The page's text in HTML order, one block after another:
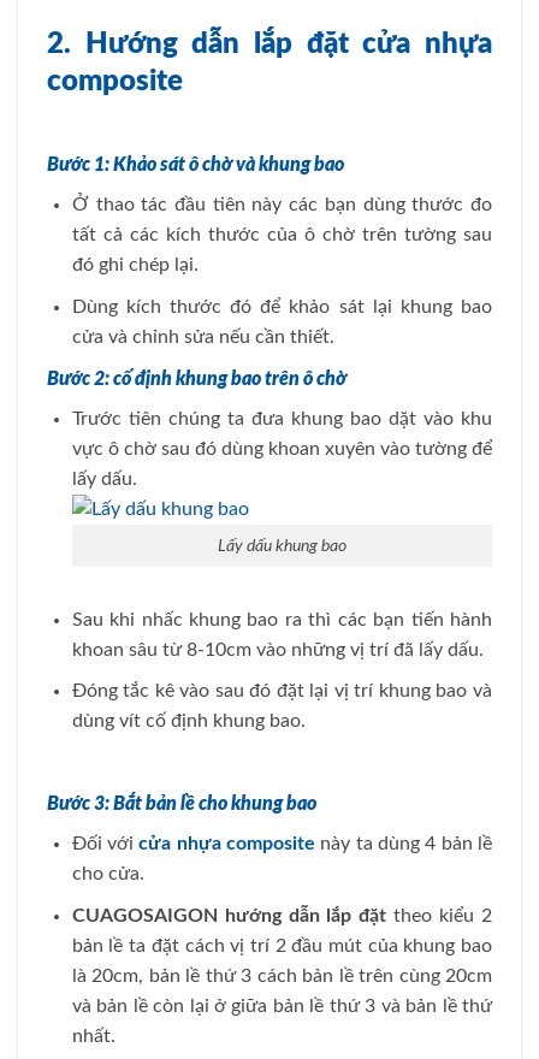
2. Hướng dẫn lắp đặt cửa nhựa
composite
Bước 1: Khảo sát ô chờ và khung bao
Ở thao tác đầu tiên này các bạn dùng thước đo
tất cả các kích thước của ô chờ trên tường sau
đó ghi chép lại.
Dùng kích thước đó để khảo sát lại khung bao
cửa và chỉnh sửa nếu cần thiết.
Bước 2: cố định khung bao trên ô chờ
Trước tiên chúng ta đưa khung bao dặt vào khu
vực ô chờ sau đó dùng khoan xuyên vào tường để
lấy dấu.
Lấy dấu khung bao
Sau khi nhấc khung bao ra thì các bạn tiến hành
khoan sâu từ 8-10cm vào những vị trí đã lấy dấu.
Đóng tắc kê vào sau đó đặt lại vị trí khung bao và
dùng vít cố định khung bao.
Bước 3: Bắt bản lề cho khung bao
Đối vớicửa nhựa composite này ta dùng 4 bản lề
cho cửa.
CUAGOSAIGON hướng dẫn lắp đặt theo kiểu 2
bản lề ta đặt cách vị trí 2 đầu mút của khung bao
là 20cm, bản lề thứ 3 cách bản lề trên cùng 20cm
và bản lề còn lại ở giữa bản lề thứ 3 và bản lề thứ
nhất.